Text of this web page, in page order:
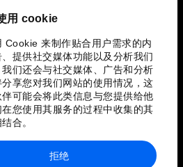
用 cookie
Cookie 来制作贴合用户需求的内
提供社交媒体功能以及分析我们
我们还会与社交媒体、广告和分析
享您对我们网站的使用情况，这
可能会将此类信息与您提供给他
您使用其服务的过程中收集的其
合。
拒绝